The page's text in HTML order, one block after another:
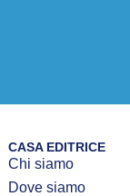
CASA EDITRICE
Chi siamo
Dove siamo